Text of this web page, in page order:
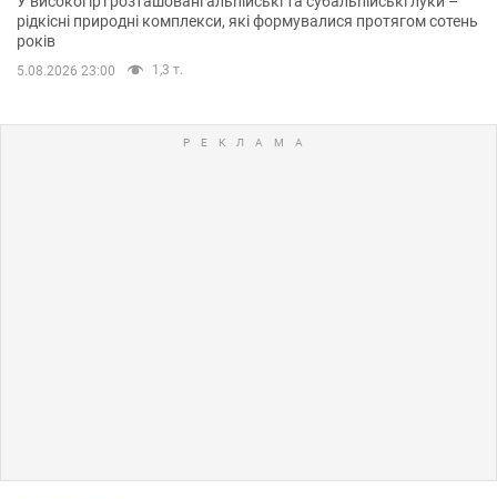
рідкісні природні комплекси, які формувалися протягом сотень
років
5.08.2026 23:00 1,3 т.